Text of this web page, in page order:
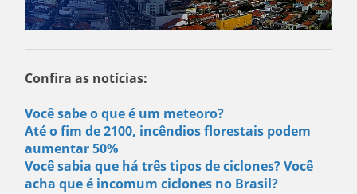
Confira as notícias:
Você sabe o que é um meteoro?
Até o fim de 2100, incêndios florestais podem
aumentar 50%
Você sabia que há três tipos de ciclones? Você
acha que é incomum ciclones no Brasil?